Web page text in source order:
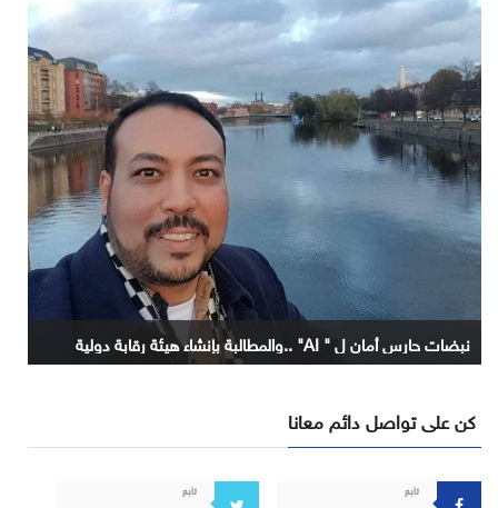
نبضات حارس أمان ل " AI" ..والمطالبة بإنشاء هيئة رقابة دولية
كن على تواصل دائم معانا
تابع تابع